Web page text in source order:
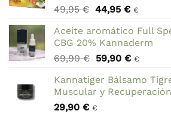
49,95€ El
original
era:
49,95 €.
44,95 €El
actual
es:
44,95 €.
€
Aceite aromático Full
CBG 20% Kannaderm
69,90€ El
original
era:
69,90 €.
59,90 €El
actual
es:
€
Kannatiger Bálsamo
Muscular y
29,90 € €